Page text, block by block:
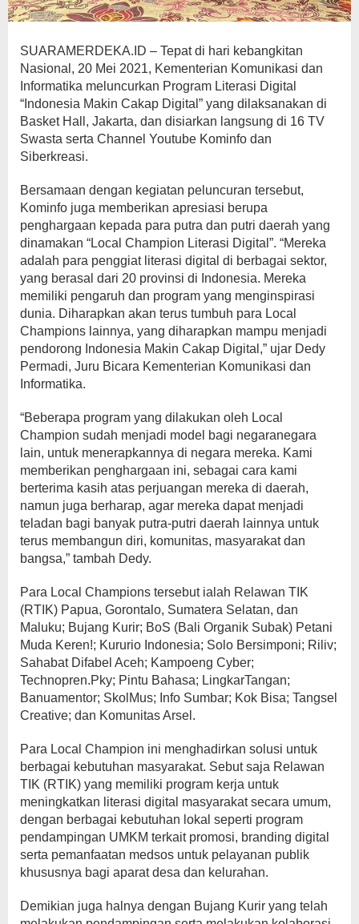
SUARAMERDEKA.ID – Tepat di hari kebangkitan
Nasional, 20 Mei 2021, Kementerian Komunikasi dan
Informatika meluncurkan Program Literasi Digital
“Indonesia Makin Cakap Digital” yang dilaksanakan di
Basket Hall, Jakarta, dan disiarkan langsung di 16 TV
Swasta serta Channel Youtube Kominfo dan
Siberkreasi.
Bersamaan dengan kegiatan peluncuran tersebut,
Kominfo juga memberikan apresiasi berupa
penghargaan kepada para putra dan putri daerah yang
dinamakan “Local Champion Literasi Digital”. “Mereka
adalah para penggiat literasi digital di berbagai sektor,
yang berasal dari 20 provinsi di Indonesia. Mereka
memiliki pengaruh dan program yang menginspirasi
dunia. Diharapkan akan terus tumbuh para Local
Champions lainnya, yang diharapkan mampu menjadi
pendorong Indonesia Makin Cakap Digital,” ujar Dedy
Permadi, Juru Bicara Kementerian Komunikasi dan
Informatika.
“Beberapa program yang dilakukan oleh Local
Champion sudah menjadi model bagi negaranegara
lain, untuk menerapkannya di negara mereka. Kami
memberikan penghargaan ini, sebagai cara kami
berterima kasih atas perjuangan mereka di daerah,
namun juga berharap, agar mereka dapat menjadi
teladan bagi banyak putra-putri daerah lainnya untuk
terus membangun diri, komunitas, masyarakat dan
bangsa,” tambah Dedy.
Para Local Champions tersebut ialah Relawan TIK
(RTIK) Papua, Gorontalo, Sumatera Selatan, dan
Maluku; Bujang Kurir; BoS (Bali Organik Subak) Petani
Muda Keren!; Kururio Indonesia; Solo Bersimponi; Riliv;
Sahabat Difabel Aceh; Kampoeng Cyber;
Technopren.Pky; Pintu Bahasa; LingkarTangan;
Banuamentor; SkolMus; Info Sumbar; Kok Bisa; Tangsel
Creative; dan Komunitas Arsel.
Para Local Champion ini menghadirkan solusi untuk
berbagai kebutuhan masyarakat. Sebut saja Relawan
TIK (RTIK) yang memiliki program kerja untuk
meningkatkan literasi digital masyarakat secara umum,
dengan berbagai kebutuhan lokal seperti program
pendampingan UMKM terkait promosi, branding digital
serta pemanfaatan medsos untuk pelayanan publik
khususnya bagi aparat desa dan kelurahan.
Demikian juga halnya dengan Bujang Kurir yang telah